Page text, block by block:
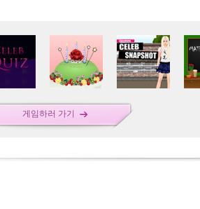
게임하러 가기